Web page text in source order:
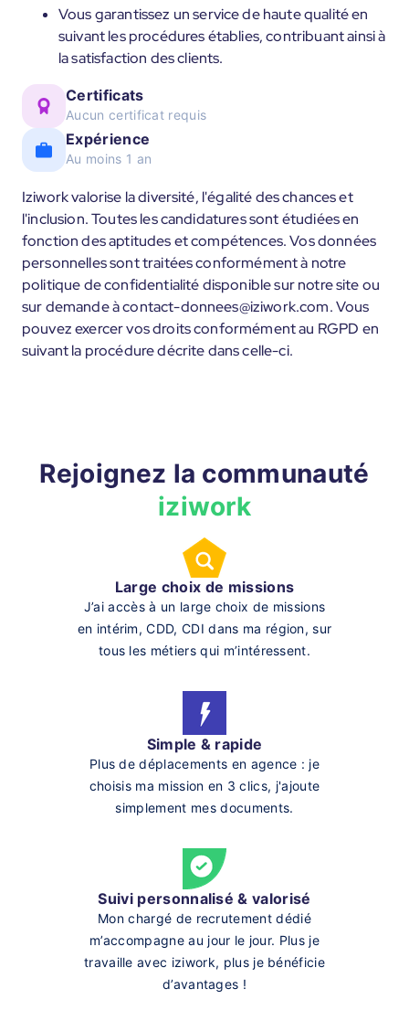
Vous garantissez un service de haute qualité en
suivant les procédures établies, contribuant ainsi à
la satisfaction des clients.
Certificats
Aucun certificat requis
Expérience
Au moins 1 an
Iziwork valorise la diversité, l'égalité des chances et
l'inclusion. Toutes les candidatures sont étudiées en
fonction des aptitudes et compétences. Vos données
personnelles sont traitées conformément à notre
politique de confidentialité disponible sur notre site ou
sur demande à contact-donnees@iziwork.com. Vous
pouvez exercer vos droits conformément au RGPD en
suivant la procédure décrite dans celle-ci.
Rejoignez la communauté
iziwork
Large choix de missions
J’ai accès à un large choix de missions
en intérim, CDD, CDI dans ma région, sur
tous les métiers qui m’intéressent.
Simple & rapide
Plus de déplacements en agence : je
choisis ma mission en 3 clics, j'ajoute
simplement mes documents.
Suivi personnalisé & valorisé
Mon chargé de recrutement dédié
m’accompagne au jour le jour. Plus je
travaille avec iziwork, plus je bénéficie
d’avantages !